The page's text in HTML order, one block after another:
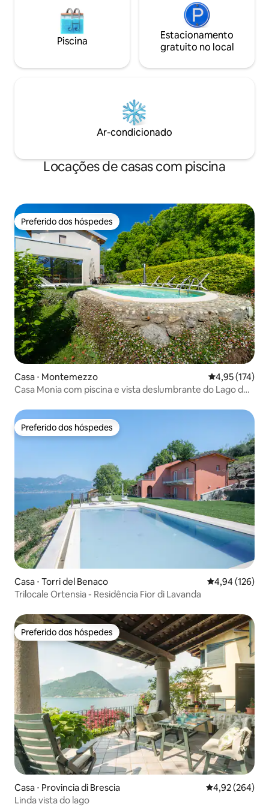
Piscina
Estacionamento
gratuito no local
Ar-condicionado
Locações de casas com piscina
Preferido dos hóspedes
Preferido dos hóspedes
Casa ⋅ Montemezzo 4,95 de uma
4,95 (174)
Casa Monia com piscina e vista deslumbrante do Lago de
Preferido dos hóspedes
Preferido dos hóspedes
Casa ⋅ Torri del Benaco 4,94 de uma
4,94 (126)
Trilocale Ortensia - Residência Fior di Lavanda
Preferido dos hóspedes
Preferido dos hóspedes
Casa ⋅ Provincia di Brescia 4,92 de uma
4,92 (264)
Linda vista do lago